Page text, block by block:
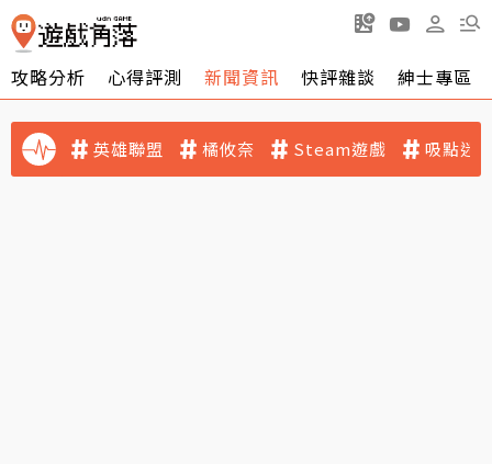
攻略分析 心得評測 新聞資訊 快評雜談 紳士專區
英雄聯盟 橘攸奈 Steam遊戲 吸點迷